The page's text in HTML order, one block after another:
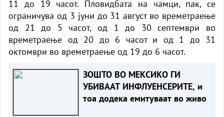
11 до 19 часот. Пловидбата на чамци, пак, се
ограничува од 3 јуни до 31 август во времетраење
од 21 до 5 часот, од 1 до 30 септември во
времетраење од 20 до 6 часот и од 1 до 31
октомври во времетраење од 19 до 6 часот.
ЗОШТО ВО МЕКСИКО ГИ
УБИВААТ ИНФЛУЕНСЕРИТЕ, и
тоа додека емитуваат во живо